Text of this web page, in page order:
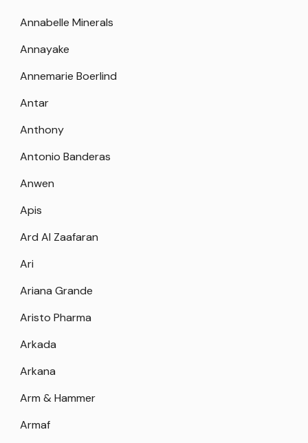
Annabelle Minerals
Annayake
Annemarie Boerlind
Antar
Anthony
Antonio Banderas
Anwen
Apis
Ard Al Zaafaran
Ari
Ariana Grande
Aristo Pharma
Arkada
Arkana
Arm & Hammer
Armaf